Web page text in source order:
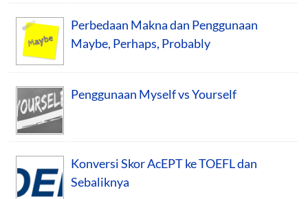
Perbedaan Makna dan Penggunaan
Maybe, Perhaps, Probably
Penggunaan Myself vs Yourself
Konversi Skor AcEPT ke TOEFL dan
Sebaliknya